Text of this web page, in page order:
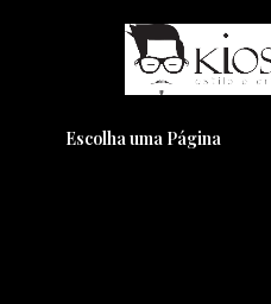
Escolha uma Página
Pensando em